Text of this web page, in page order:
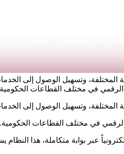
وتسهيل الوصول إلى
وتسهيل الوصول إلى
عبر بوابة متكاملة، هذا